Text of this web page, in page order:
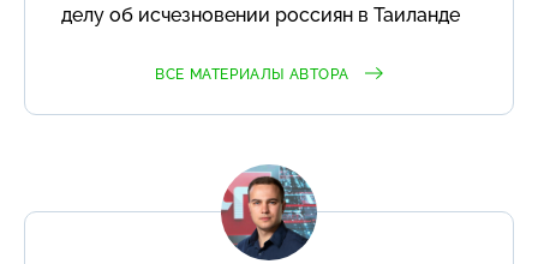
делу об исчезновении россиян в Таиланде
ВСЕ МАТЕРИАЛЫ АВТОРА